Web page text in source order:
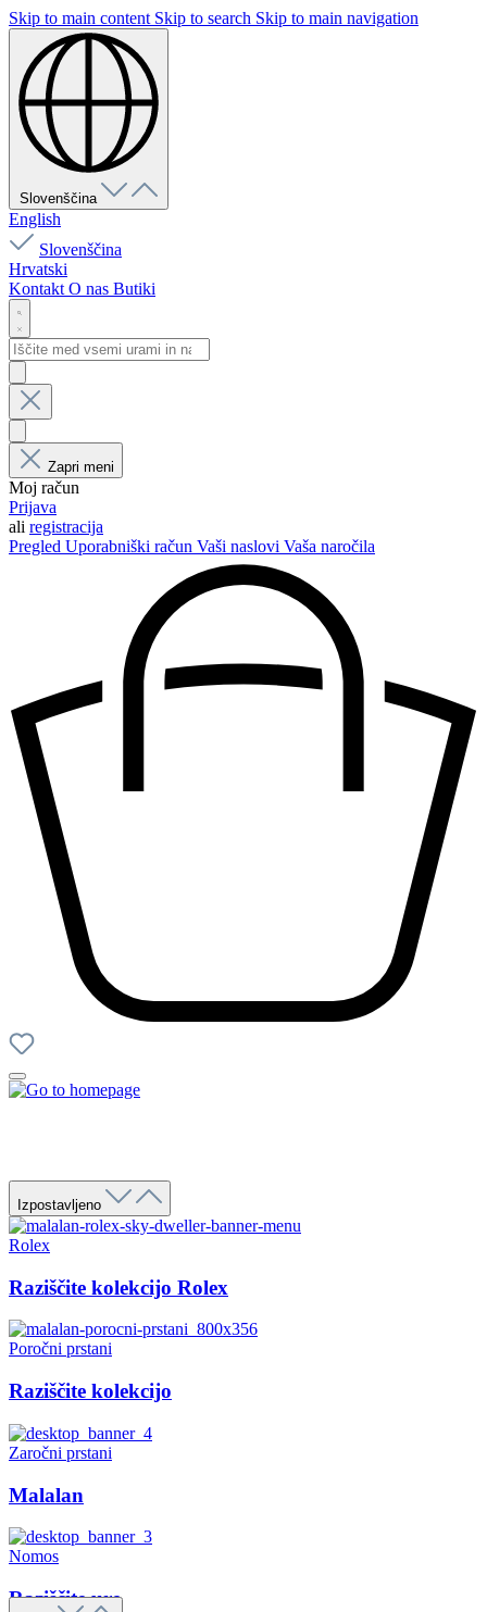
Skip to main content Skip to search Skip to main navigation
Slovenščina
English
Slovenščina
Hrvatski
Kontakt O nas Butiki
Zapri meni
Moj račun
Prijava
ali registracija
Pregled Uporabniški račun Vaši naslovi Vaša naročila
Izpostavljeno
Rolex
Raziščite kolekcijo Rolex
Poročni prstani
Raziščite kolekcijo
Zaročni prstani
Malalan
Nomos
Raziščite ure